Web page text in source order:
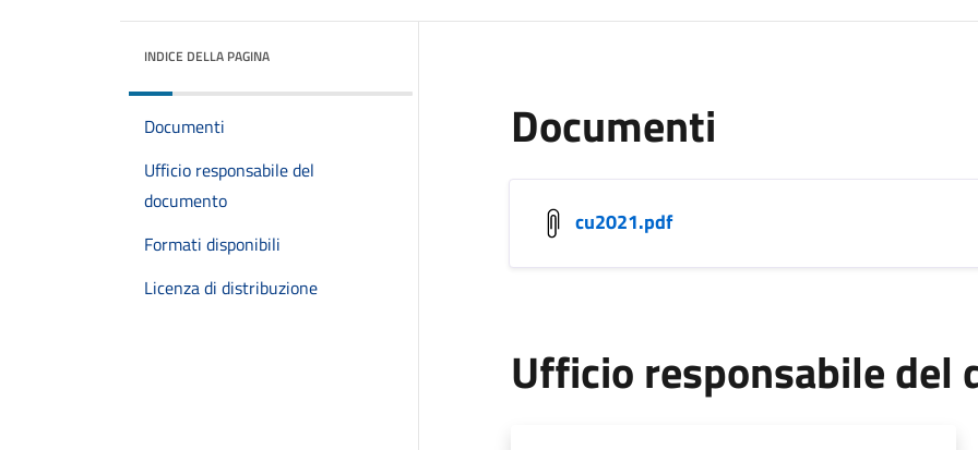
INDICE DELLA PAGINA
Documenti
Ufficio responsabile del
documento
Formati disponibili
Licenza di distribuzione
Documenti
cu2021.pdf
Ufficio responsabile del